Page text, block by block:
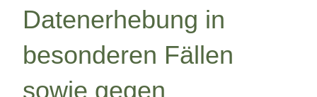
Datenerhebung in
besonderen Fällen
sowie gegen